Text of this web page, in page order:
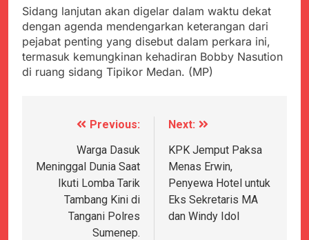
Sidang lanjutan akan digelar dalam waktu dekat
dengan agenda mendengarkan keterangan dari
pejabat penting yang disebut dalam perkara ini,
termasuk kemungkinan kehadiran Bobby Nasution
di ruang sidang Tipikor Medan. (MP)
NavigasiPrevious:
Warga Dasuk
Meninggal Dunia Saat
Ikuti Lomba Tarik
Tambang Kini di
Tangani Polres
Sumenep.
Next:
KPK Jemput Paksa
Menas Erwin,
Penyewa Hotel untuk
Eks Sekretaris MA
dan Windy Idol